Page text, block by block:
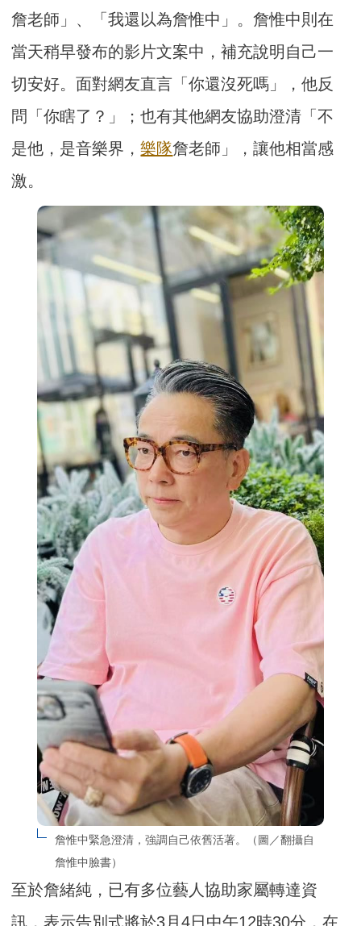
詹老師」、「我還以為詹惟中」。詹惟中則在
當天稍早發布的影片文案中，補充說明自己一
切安好。面對網友直言「你還沒死嗎」，他反
問「你瞎了？」；也有其他網友協助澄清「不
是他，是音樂界，樂隊詹老師」，讓他相當感
激。
詹惟中緊急澄清，強調自己依舊活著。（圖／翻攝自
詹惟中臉書）
至於詹緒純，已有多位藝人協助家屬轉達資
訊，表示告別式將於3月4日中午12時30分，在